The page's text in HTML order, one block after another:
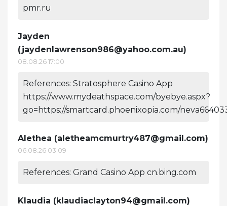
pmr.ru
Jayden
(jaydenlawrenson986@yahoo.com.au)
08.08.26 17:00
References: Stratosphere Casino App
https://www.mydeathspace.com/byebye.aspx?
go=https://smartcard.phoenixopia.com/
Alethea (aletheamcmurtry487@gmail.com)
06.08.26 03:09
References: Grand Casino App cn.bing.com
Klaudia (klaudiaclayton94@gmail.com)